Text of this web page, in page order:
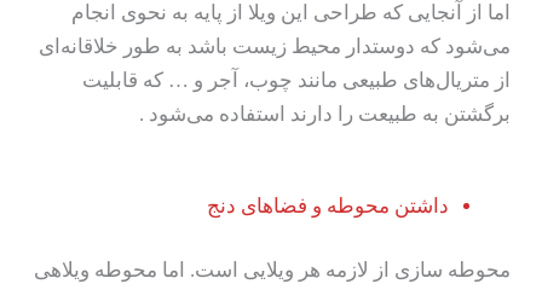
اما از آنجایی که طراحی این ویلا از پایه به نحوی انجام
می‌شود که دوستدار محیط زیست باشد به طور خلاقانه‌ای
از متریال‌های طبیعی مانند چوب، آجر و … که قابلیت
برگشتن به طبیعت را دارند استفاده می‌شود .
داشتن محوطه و فضاهای دنج
محوطه سازی از لازمه هر ویلایی است. اما محوطه ویلاهی